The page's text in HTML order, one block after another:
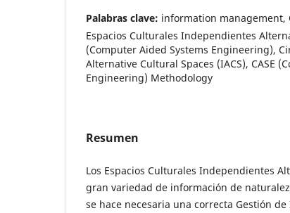
Palabras clave: information management,
Espacios Culturales Independientes
(Computer Aided Systems Engineering),
Alternative Cultural Spaces (IACS), CASE
Engineering) Methodology
Resumen
Los Espacios Culturales Independientes
gran variedad de información de
se hace necesaria una correcta Gestión